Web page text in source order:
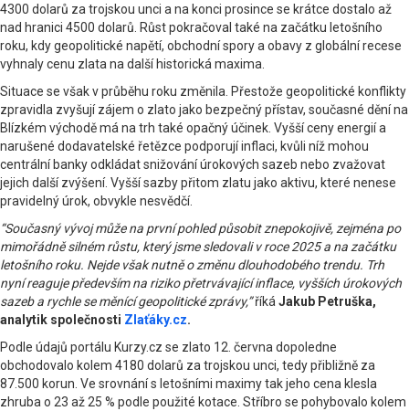
4300 dolarů za trojskou unci a na konci prosince se krátce dostalo až
nad hranici 4500 dolarů. Růst pokračoval také na začátku letošního
roku, kdy geopolitické napětí, obchodní spory a obavy z globální recese
vyhnaly cenu zlata na další historická maxima.
Situace se však v průběhu roku změnila. Přestože geopolitické konflikty
zpravidla zvyšují zájem o zlato jako bezpečný přístav, současné dění na
Blízkém východě má na trh také opačný účinek. Vyšší ceny energií a
narušené dodavatelské řetězce podporují inflaci, kvůli níž mohou
centrální banky odkládat snižování úrokových sazeb nebo zvažovat
jejich další zvýšení. Vyšší sazby přitom zlatu jako aktivu, které nenese
pravidelný úrok, obvykle nesvědčí.
“Současný vývoj může na první pohled působit znepokojivě, zejména po
mimořádně silném růstu, který jsme sledovali v roce 2025 a na začátku
letošního roku. Nejde však nutně o změnu dlouhodobého trendu. Trh
nyní reaguje především na riziko přetrvávající inflace, vyšších úrokových
sazeb a rychle se měnící geopolitické zprávy,”říká Jakub Petruška,
analytik společnosti Zlaťáky.cz.
Podle údajů portálu Kurzy.cz se zlato 12. června dopoledne
obchodovalo kolem 4180 dolarů za trojskou unci, tedy přibližně za
87.500 korun. Ve srovnání s letošními maximy tak jeho cena klesla
zhruba o 23 až 25 % podle použité kotace. Stříbro se pohybovalo kolem